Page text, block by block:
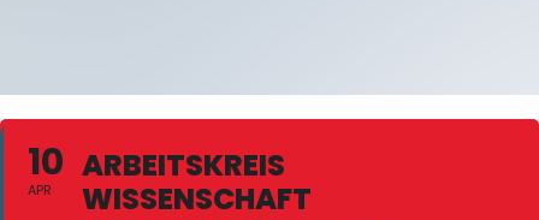
10
APR
ARBEITSKREIS
WISSENSCHAFT